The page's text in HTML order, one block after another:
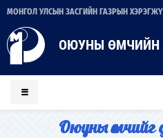
МОНГОЛ УЛСЫН ЗАСГИЙН ГАЗРЫН
ОЮУНЫ ӨМЧИЙН
Оюуны өмчийг